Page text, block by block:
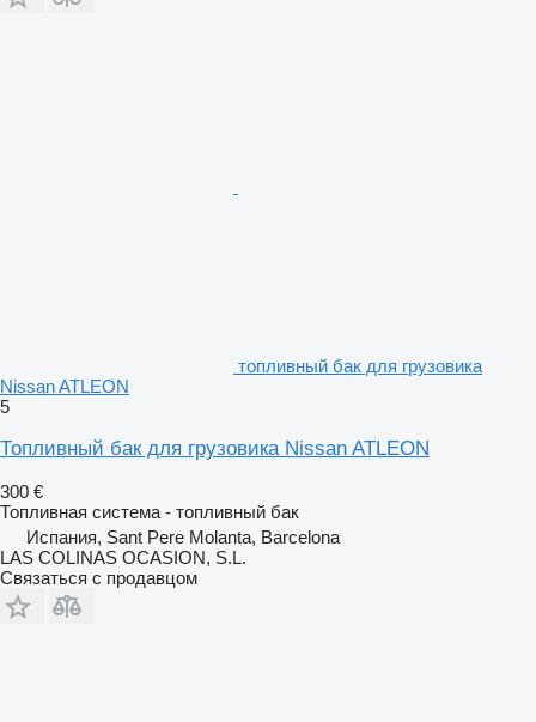
топливный бак для грузовика
Nissan ATLEON
5
Топливный бак для грузовика Nissan ATLEON
300 €
Топливная система - топливный бак
Испания, Sant Pere Molanta, Barcelona
LAS COLINAS OCASION, S.L.
Связаться с продавцом